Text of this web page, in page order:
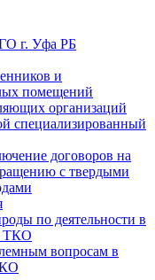
г. Уфа РБ
и
помещений
организаций
договоров на
с твердыми
по деятельности в
ТКО
вопросам в